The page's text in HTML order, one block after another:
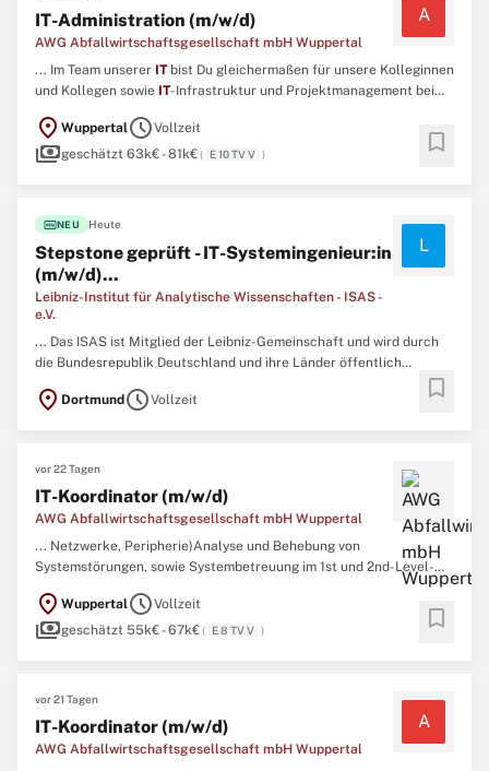
IT-Administration (m/w/d)
AWG Abfallwirtschaftsgesellschaft mbH Wuppertal
A
... Im Team unserer ITbist Du gleichermaßen für unsere Kolleginnen
und Kollegen sowie IT-Infrastruktur und Projektmanagement bei
ebenso spannende wie sichere berufliche Perspektiven. Interesse?
...
location_on WuppertalscheduleVollzeit
paymentsgeschätzt 63k€ - 81k€( E 10 TV V ) bookmark
fiber_newNEU Heute
Stepstone geprüft - IT-Systemingenieur:in
(m/w/d)...
Leibniz-Institut für Analytische Wissenschaften - ISAS -
e.V.
L
... Das ISAS ist Mitglied der Leibniz-Gemeinschaft und wird durch
die Bundesrepublik Deutschland und ihre Länder öffentlich
-Services
eine:nIT-Systemingenieur:in (m/w/d)Original Stellenanzeige auf
location_on Dortmund scheduleVollzeit bookmark
vor 22 Tagen
IT-Koordinator (m/w/d)
AWG Abfallwirtschaftsgesellschaft mbH Wuppertal
... Netzwerke, Peripherie)Analyse und Behebung von
Systemstörungen, sowie Systembetreuung im 1st und 2nd-Level-
DienstleisterOnsite- und
RemotesupportAnforderungen:Abgeschlossene Berufsausbildung
location_on WuppertalscheduleVollzeit
paymentsgeschätzt 55k€ - 67k€( E 8 TV V ) bookmark
vor 21 Tagen
IT-Koordinator (m/w/d)
AWG Abfallwirtschaftsgesellschaft mbH Wuppertal
A